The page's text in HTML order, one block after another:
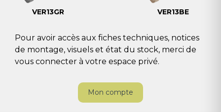
VER13GR VER13BE
Pour avoir accès aux fiches techniques, notices
de montage, visuels et état du stock, merci de
vous connecter à votre espace privé.
Mon compte